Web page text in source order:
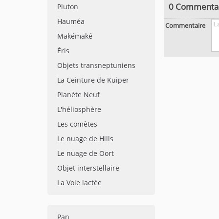
Pluton
Hauméa
Makémaké
Éris
Objets transneptuniens
La Ceinture de Kuiper
Planète Neuf
L'héliosphère
Les comètes
Le nuage de Hills
Le nuage de Oort
Objet interstellaire
La Voie lactée
Pan
0
Commentaire